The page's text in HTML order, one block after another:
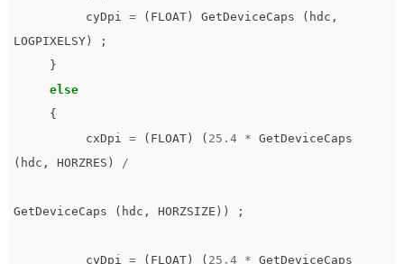
cyDpi = ( FLOAT ) GetDeviceCaps ( hdc ,
LOGPIXELSY )
;
}
else
{
cxDpi = ( FLOAT ) ( 25.4 * GetDeviceCaps
( hdc , HORZRES ) /
GetDeviceCaps ( hdc , HORZSIZE )) ;
cyDpi = ( FLOAT ) ( 25.4 * GetDeviceCaps